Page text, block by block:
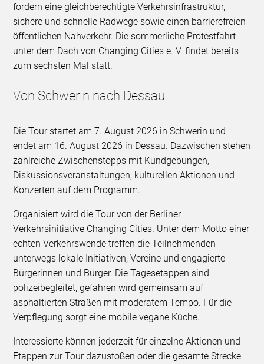
fordern eine gleichberechtigte Verkehrsinfrastruktur,
sichere und schnelle Radwege sowie einen barrierefreien
öffentlichen Nahverkehr. Die sommerliche Protestfahrt
unter dem Dach von Changing Cities e. V. findet bereits
zum sechsten Mal statt.
Von Schwerin nach Dessau
Die Tour startet am 7. August 2026 in Schwerin und
endet am 16. August 2026 in Dessau. Dazwischen stehen
zahlreiche Zwischenstopps mit Kundgebungen,
Diskussionsveranstaltungen, kulturellen Aktionen und
Konzerten auf dem Programm.
Organisiert wird die Tour von der Berliner
Verkehrsinitiative Changing Cities. Unter dem Motto einer
echten Verkehrswende treffen die Teilnehmenden
unterwegs lokale Initiativen, Vereine und engagierte
Bürgerinnen und Bürger. Die Tagesetappen sind
polizeibegleitet, gefahren wird gemeinsam auf
asphaltierten Straßen mit moderatem Tempo. Für die
Verpflegung sorgt eine mobile vegane Küche.
Interessierte können jederzeit für einzelne Aktionen und
Etappen zur Tour dazustoßen oder die gesamte Strecke